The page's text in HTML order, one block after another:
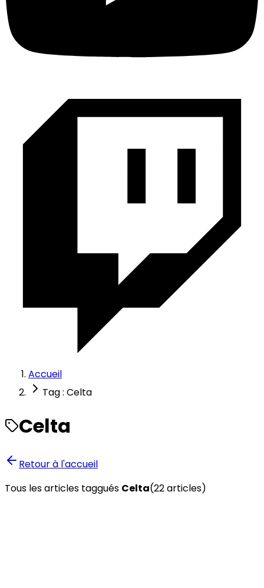
Accueil
Tag : Celta
Celta
Retour à l'accueil
Tous les articles taggués Celta(22articles)